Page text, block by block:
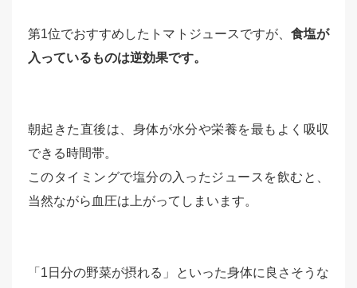
第1位でおすすめしたトマトジュースですが、 食塩が
入っているものは逆効果です。
朝起きた直後は、身体が水分や栄養を最もよく吸収
できる時間帯。
このタイミングで塩分の入ったジュースを飲むと、
当然ながら血圧は上がってしまいます。
「1日分の野菜が摂れる」といった身体に良さそうな